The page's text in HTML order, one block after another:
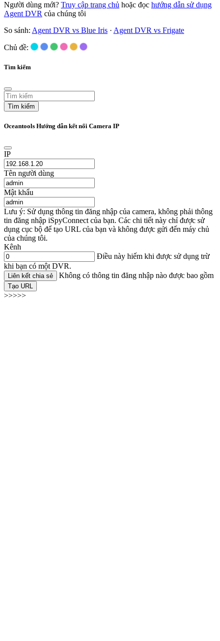
Người dùng mới? Truy cập trang chủ hoặc đọc hướng dẫn sử dụng
Agent DVR của chúng tôi
So sánh: Agent DVR vs Blue Iris · Agent DVR vs Frigate
Chủ đề:
Tìm kiếm
Tìm kiếm
Oceantools Hướng dẫn kết nối Camera IP
IP
Tên người dùng
Mật khẩu
Lưu ý: Sử dụng thông tin đăng nhập của camera, không phải thông
tin đăng nhập iSpyConnect của bạn. Các chi tiết này chỉ được sử
dụng cục bộ để tạo URL của bạn và không được gửi đến máy chủ
của chúng tôi.
Kênh
Điều này hiếm khi được sử dụng trừ
khi bạn có một DVR.
Liên kết chia sẻ Không có thông tin đăng nhập nào được bao gồm
Tạo URL
>>>>>